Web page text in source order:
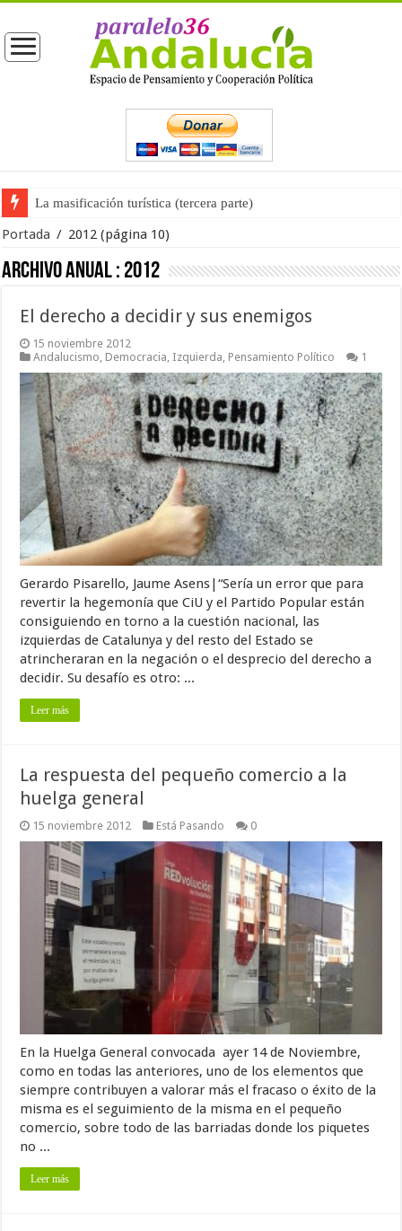
La masificación turística (tercera parte)
Portada / 2012 (página 10)
Archivo anual : 2012
El derecho a decidir y sus enemigos
15 noviembre 2012
Andalucismo, Democracia, Izquierda, Pensamiento Político 1
Gerardo Pisarello, Jaume Asens|“Sería un error que para
revertir la hegemonía que CiU y el Partido Popular están
consiguiendo en torno a la cuestión nacional, las
izquierdas de Catalunya y del resto del Estado se
atrincheraran en la negación o el desprecio del derecho a
decidir. Su desafío es otro: ...
Leer más
La respuesta del pequeño comercio a la
huelga general
15 noviembre 2012 Está Pasando 0
En la Huelga General convocada ayer 14 de Noviembre,
como en todas las anteriores, uno de los elementos que
siempre contribuyen a valorar más el fracaso o éxito de la
misma es el seguimiento de la misma en el pequeño
comercio, sobre todo de las barriadas donde los piquetes
no ...
Leer más